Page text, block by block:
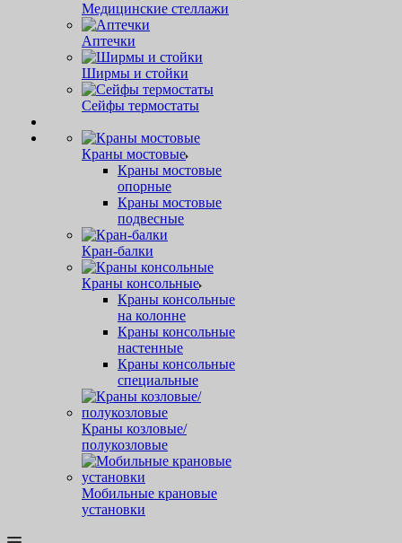
Медицинские стеллажи
Аптечки
Ширмы и стойки
Сейфы термостаты
Краны мостовые
Краны мостовые
опорные
Краны мостовые
подвесные
Кран-балки
Краны консольные
Краны консольные
на колонне
Краны консольные
настенные
Краны консольные
специальные
Краны козловые/
полукозловые
Мобильные крановые
установки